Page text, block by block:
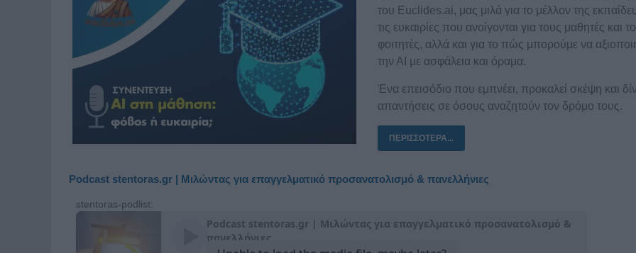
του Euclides.ai, μας μιλά για το μέλλον της
τις ευκαιρίες που ανοίγονται για τους μαθητές και
φοιτητές, αλλά και για το πώς μπορούμε να
την ΑΙ με ασφάλεια και όραμα.
Ένα επεισόδιο που εμπνέει, προκαλεί σκέψη και
απαντήσεις σε όσους αναζητούν τον δρόμο τους.
ΠΕΡΙΣΣΌΤΕΡΑ...
Podcast stentoras.gr | Μιλώντας για επαγγελματικό προσανατολισμό & πανελλήνιες
stentoras-podlist: